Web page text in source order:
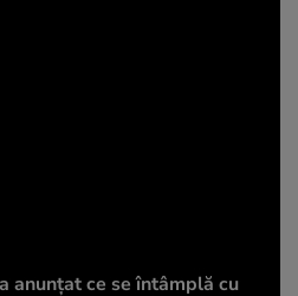
anunțat ce se întâmplă cu